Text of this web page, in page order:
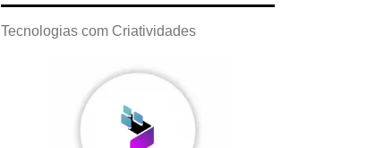
Tecnologias com Criatividades